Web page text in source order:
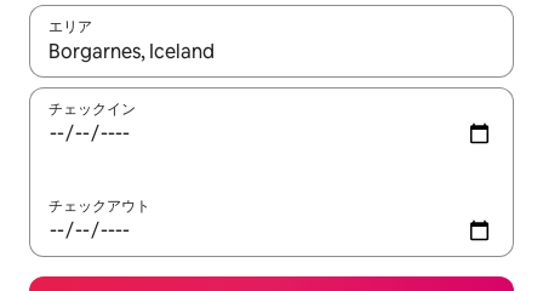
エリア
検索結果が表示されたら、上下の矢印キーを使って移動するか
チェックイン
チェックアウト